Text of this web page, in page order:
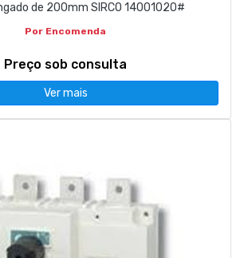
de 200mm SIRCO 14001020#
Por Encomenda
Preço sob consulta
Ver mais